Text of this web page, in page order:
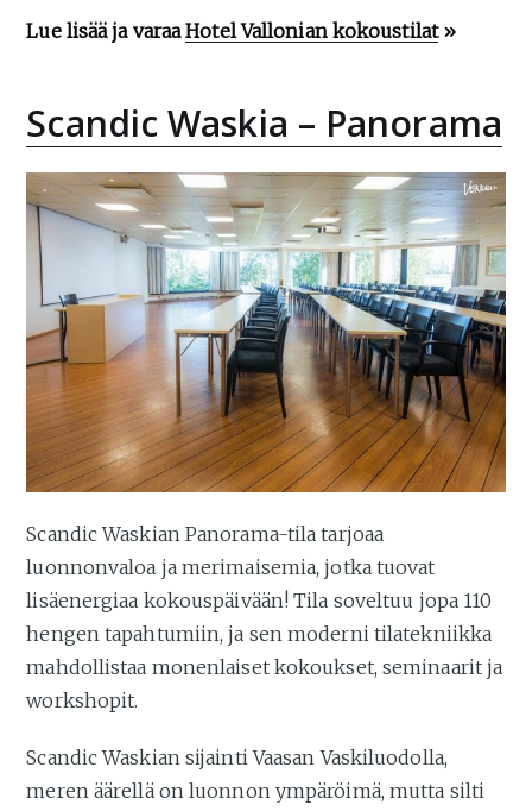
Lue lisää ja varaaHotel Vallonian kokoustilat»
Scandic Waskia – Panorama
Scandic Waskian Panorama-tila tarjoaa
luonnonvaloa ja merimaisemia, jotka tuovat
lisäenergiaa kokouspäivään! Tila soveltuu jopa 110
hengen tapahtumiin, ja sen moderni tilatekniikka
mahdollistaa monenlaiset kokoukset, seminaarit ja
workshopit.
Scandic Waskian sijainti Vaasan Vaskiluodolla,
meren äärellä on luonnon ympäröimä, mutta silti